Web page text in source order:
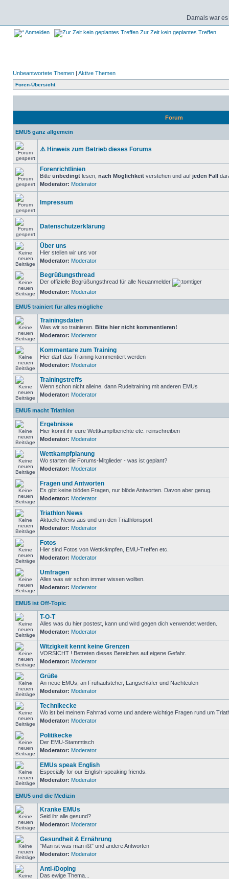
Damals war
Anmelden Zur Zeit kein geplantes Treffen
Unbeantwortete Themen | Aktive Themen
Foren-Übersicht
Forum
EMU5 ganz allgemein
⚠️ Hinweis zum Betrieb dieses Forums
Forenrichtlinien
Bitte unbedingt lesen, nach Möglichkeit verstehen und auf jeden Fall
Moderator: Moderator
Impressum
Datenschutzerklärung
Über uns
Hier stellen wir uns vor
Moderator: Moderator
Begrüßungsthread
Der offizielle Begrüßungsthread für alle Neuanmelder
Moderator: Moderator
EMU5 trainiert für alles mögliche
Trainingsdaten
Was wir so trainieren. Bitte hier nicht kommentieren!
Moderator: Moderator
Kommentare zum Training
Hier darf das Training kommentiert werden
Moderator: Moderator
Trainingstreffs
Wenn schon nicht alleine, dann Rudeltraining mit anderen EMUs
Moderator: Moderator
EMU5 macht Triathlon
Ergebnisse
Hier könnt ihr eure Wettkampfberichte etc. reinschreiben
Moderator: Moderator
Wettkampfplanung
Wo starten die Forums-Mitglieder - was ist geplant?
Moderator: Moderator
Fragen und Antworten
Es gibt keine blöden Fragen, nur blöde Antworten. Davon aber genug.
Moderator: Moderator
Triathlon News
Aktuelle News aus und um den Triathlonsport
Moderator: Moderator
Fotos
Hier sind Fotos von Wettkämpfen, EMU-Treffen etc.
Moderator: Moderator
Umfragen
Alles was wir schon immer wissen wollten.
Moderator: Moderator
EMU5 ist Off-Topic
T-O-T
Alles was du hier postest, kann und wird gegen dich verwendet werden.
Moderator: Moderator
Witzigkeit kennt keine Grenzen
VORSICHT ! Betreten dieses Bereiches auf eigene Gefahr.
Moderator: Moderator
Grüße
An neue EMUs, an Frühaufsteher, Langschläfer und Nachteulen
Moderator: Moderator
Technikecke
Wo ist bei meinem Fahrrad vorne und andere wichtige Fragen rund um
Moderator: Moderator
Politikecke
Der EMU-Stammtisch
Moderator: Moderator
EMUs speak English
Especially for our English-speaking friends.
Moderator: Moderator
EMU5 und die Medizin
Kranke EMUs
Seid ihr alle gesund?
Moderator: Moderator
Gesundheit & Ernährung
"Man ist was man ißt" und andere Antworten
Moderator: Moderator
Anti-/Doping
Das ewige Thema...